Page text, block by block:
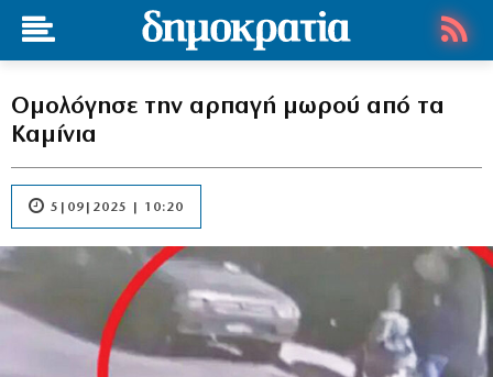
Ομολόγησε την αρπαγή μωρού από τα
Καμίνια
5|09|2025 | 10:20